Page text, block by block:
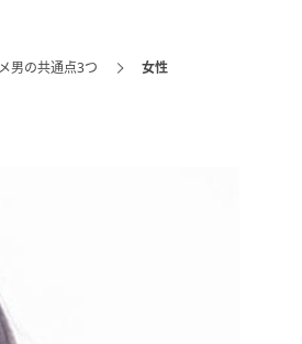
男の共通点3つ 女性